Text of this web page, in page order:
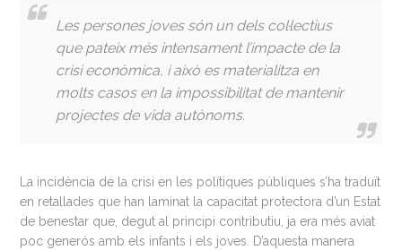
Les persones joves són un dels col·lectius
que pateix més intensament l’impacte de la
crisi econòmica, i això es materialitza en
molts casos en la impossibilitat de mantenir
projectes de vida autònoms.
La incidència de la crisi en les polítiques públiques s’ha traduït
en retallades que han laminat la capacitat protectora d’un Estat
de benestar que, degut al principi contributiu, ja era més aviat
poc generós amb els infants i els joves. D’aquesta manera